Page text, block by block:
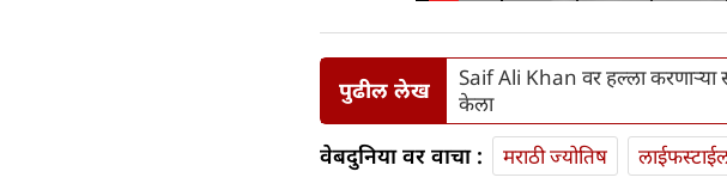
पुढील लेख
Saif Ali Khan वर हल्ला करणाऱ्या
केला
वेबदुनिया वर वाचा : मराठी ज्योतिष